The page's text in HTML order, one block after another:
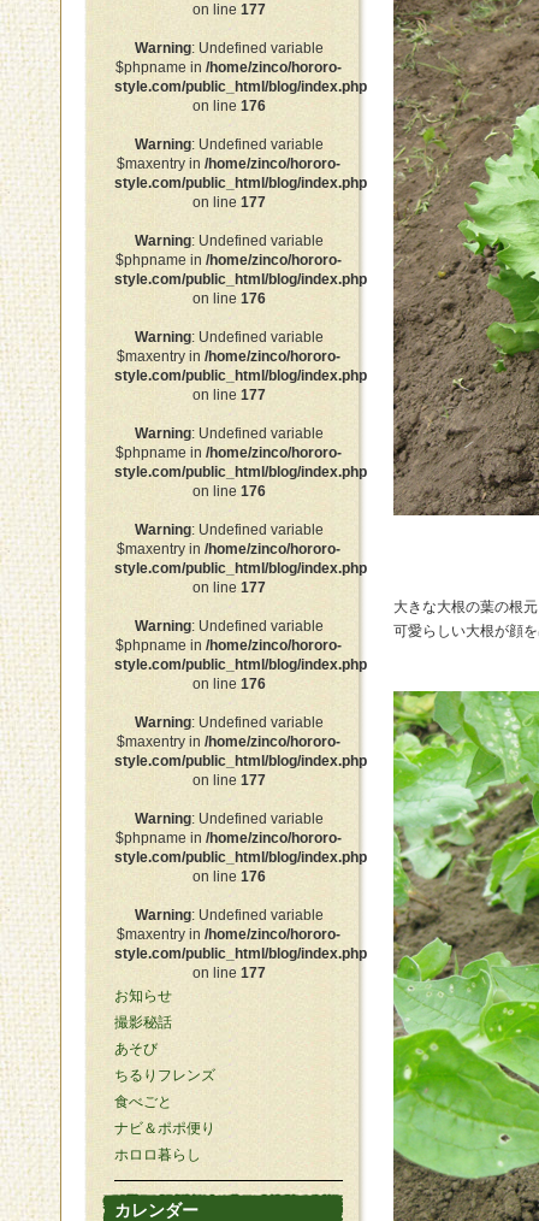
on line 177
Warning: Undefined variable
$phpname in /home/zinco/hororo-
style.com/public_html/blog/index.php
on line 176
Warning: Undefined variable
$maxentry in /home/zinco/hororo-
style.com/public_html/blog/index.php
on line 177
Warning: Undefined variable
$phpname in /home/zinco/hororo-
style.com/public_html/blog/index.php
on line 176
Warning: Undefined variable
$maxentry in /home/zinco/hororo-
style.com/public_html/blog/index.php
on line 177
Warning: Undefined variable
$phpname in /home/zinco/hororo-
style.com/public_html/blog/index.php
on line 176
Warning: Undefined variable
$maxentry in /home/zinco/hororo-
style.com/public_html/blog/index.php
on line 177
Warning: Undefined variable
$phpname in /home/zinco/hororo-
style.com/public_html/blog/index.php
on line 176
Warning: Undefined variable
$maxentry in /home/zinco/hororo-
style.com/public_html/blog/index.php
on line 177
Warning: Undefined variable
$phpname in /home/zinco/hororo-
style.com/public_html/blog/index.php
on line 176
Warning: Undefined variable
$maxentry in /home/zinco/hororo-
style.com/public_html/blog/index.php
on line 177
お知らせ
撮影秘話
あそび
ちるりフレンズ
食べごと
ナビ＆ポポ便り
ホロロ暮らし
カレンダー
大きな大根の葉の根
可愛らしい大根が顔